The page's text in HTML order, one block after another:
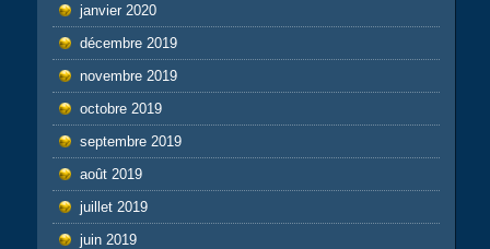
janvier 2020
décembre 2019
novembre 2019
octobre 2019
septembre 2019
août 2019
juillet 2019
juin 2019